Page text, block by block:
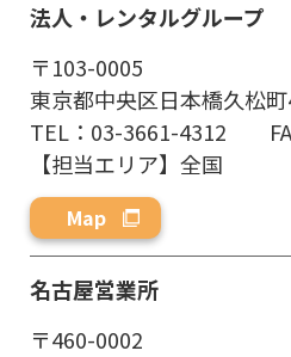
法人・ レンタルグループ
〒103-0005
東京都中央区日本橋久松
TEL：03-3661-4312
【担当エリア】全国
Map
名古屋営業所
〒460-0002